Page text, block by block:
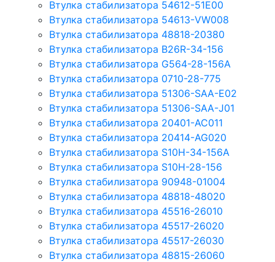
Втулка стабилизатора 54612-51E00
Втулка стабилизатора 54613-VW008
Втулка стабилизатора 48818-20380
Втулка стабилизатора B26R-34-156
Втулка стабилизатора G564-28-156A
Втулка стабилизатора 0710-28-775
Втулка стабилизатора 51306-SAA-E02
Втулка стабилизатора 51306-SAA-J01
Втулка стабилизатора 20401-AC011
Втулка стабилизатора 20414-AG020
Втулка стабилизатора S10H-34-156A
Втулка стабилизатора S10H-28-156
Втулка стабилизатора 90948-01004
Втулка стабилизатора 48818-48020
Втулка стабилизатора 45516-26010
Втулка стабилизатора 45517-26020
Втулка стабилизатора 45517-26030
Втулка стабилизатора 48815-26060